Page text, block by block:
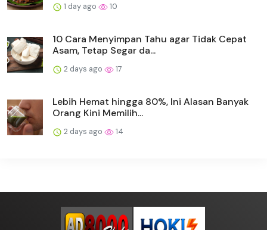
1 day ago 10
10 Cara Menyimpan Tahu agar Tidak Cepat
Asam, Tetap Segar da...
2 days ago 17
Lebih Hemat hingga 80%, Ini Alasan Banyak
Orang Kini Memilih...
2 days ago 14